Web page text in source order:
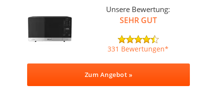
Unsere Bewertung:
SEHR GUT
331 Bewertungen
Zum Angebot »